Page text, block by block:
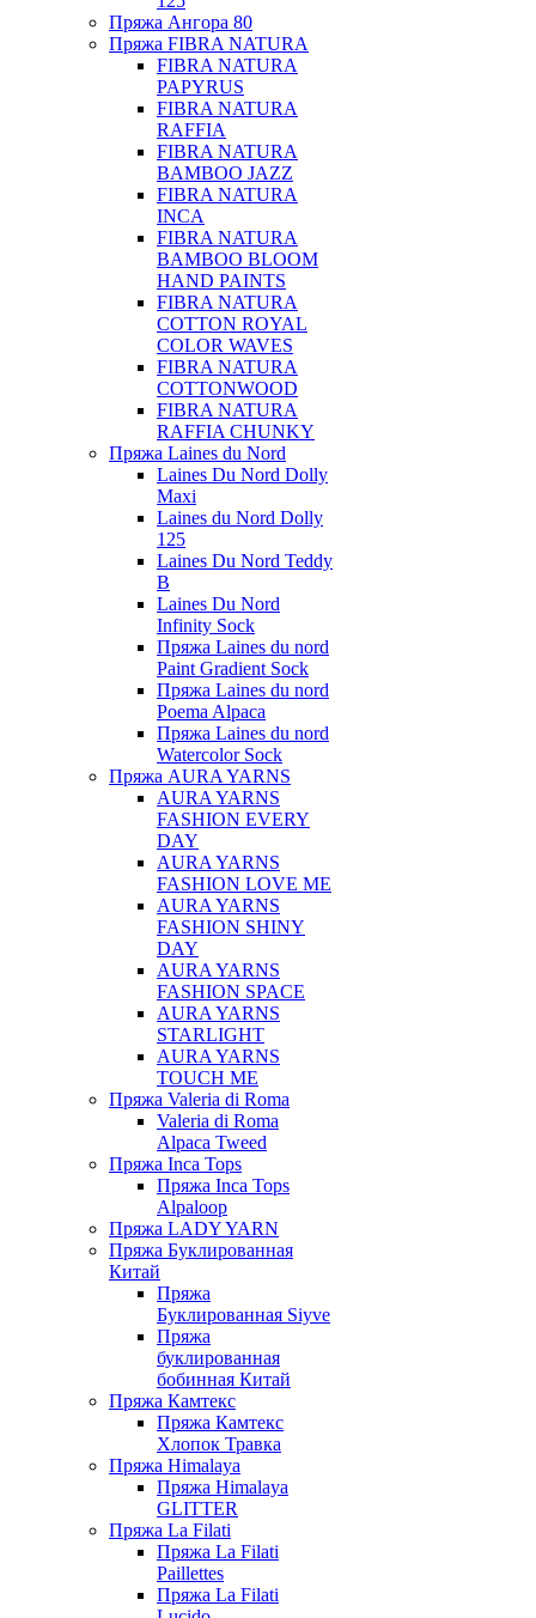
Пряжа Ангора 80
Пряжа FIBRA NATURA
FIBRA NATURA
PAPYRUS
FIBRA NATURA
RAFFIA
FIBRA NATURA
BAMBOO JAZZ
FIBRA NATURA
INCA
FIBRA NATURA
BAMBOO BLOOM
HAND PAINTS
FIBRA NATURA
COTTON ROYAL
COLOR WAVES
FIBRA NATURA
COTTONWOOD
FIBRA NATURA
RAFFIA CHUNKY
Пряжа Laines du Nord
Laines Du Nord Dolly
Maxi
Laines du Nord Dolly
125
Laines Du Nord Teddy
B
Laines Du Nord
Infinity Sock
Пряжа Laines du nord
Paint Gradient Sock
Пряжа Laines du nord
Poema Alpaca
Пряжа Laines du nord
Watercolor Sock
Пряжа AURA YARNS
AURA YARNS
FASHION EVERY
DAY
AURA YARNS
FASHION LOVE ME
AURA YARNS
FASHION SHINY
DAY
AURA YARNS
FASHION SPACE
AURA YARNS
STARLIGHT
AURA YARNS
TOUCH ME
Пряжа Valeria di Roma
Valeria di Roma
Alpaca Tweed
Пряжа Inca Tops
Пряжа Inca Tops
Alpaloop
Пряжа LADY YARN
Пряжа Буклированная
Китай
Пряжа
Буклированная Siyve
Пряжа
буклированная
бобинная Китай
Пряжа Камтекс
Пряжа Камтекс
Хлопок Травка
Пряжа Himalaya
Пряжа Himalaya
GLITTER
Пряжа La Filati
Пряжа La Filati
Paillettes
Пряжа La Filati